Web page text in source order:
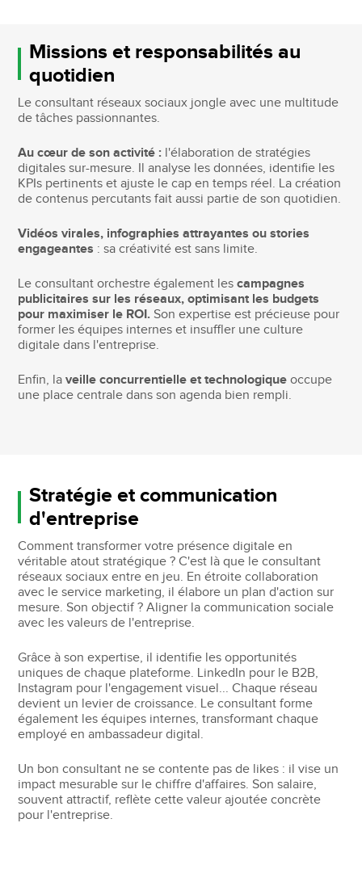
Missions et responsabilités au
quotidien
Le consultant réseaux sociaux jongle avec une multitude
de tâches passionnantes.
Au cœur de son activité : l'élaboration de stratégies
digitales sur-mesure. Il analyse les données, identifie les
KPIs pertinents et ajuste le cap en temps réel. La création
de contenus percutants fait aussi partie de son quotidien.
Vidéos virales, infographies attrayantes ou stories
engageantes : sa créativité est sans limite.
Le consultant orchestre également les campagnes
publicitaires sur les réseaux, optimisant les budgets
pour maximiser le ROI. Son expertise est précieuse pour
former les équipes internes et insuffler une culture
digitale dans l'entreprise.
Enfin, laveille concurrentielle et technologique occupe
une place centrale dans son agenda bien rempli.
Stratégie et communication
d'entreprise
Comment transformer votre présence digitale en
véritable atout stratégique ? C'est là que le consultant
réseaux sociaux entre en jeu. En étroite collaboration
avec le service marketing, il élabore un plan d'action sur
mesure. Son objectif ? Aligner la communication sociale
avec les valeurs de l'entreprise.
Grâce à son expertise, il identifie les opportunités
uniques de chaque plateforme. LinkedIn pour le B2B,
Instagram pour l'engagement visuel... Chaque réseau
devient un levier de croissance. Le consultant forme
également les équipes internes, transformant chaque
employé en ambassadeur digital.
Un bon consultant ne se contente pas de likes : il vise un
impact mesurable sur le chiffre d'affaires. Son salaire,
souvent attractif, reflète cette valeur ajoutée concrète
pour l'entreprise.